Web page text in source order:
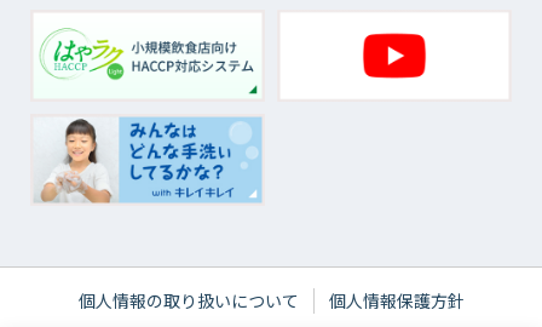
個人情報の取り扱いについて 個人情報保護方針